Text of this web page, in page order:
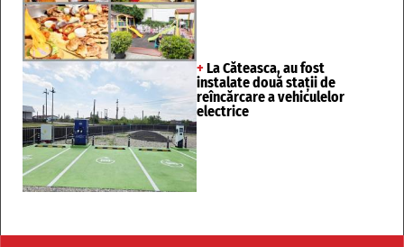
+ La Căteasca, au fost
instalate două stații de
reîncărcare a vehiculelor
electrice